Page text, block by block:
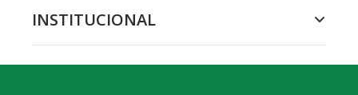
INSTITUCIONAL